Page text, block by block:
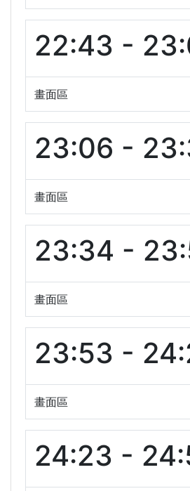
22:43 -
畫面區
23:06 -
畫面區
23:34 -
畫面區
23:53 -
畫面區
24:23 -